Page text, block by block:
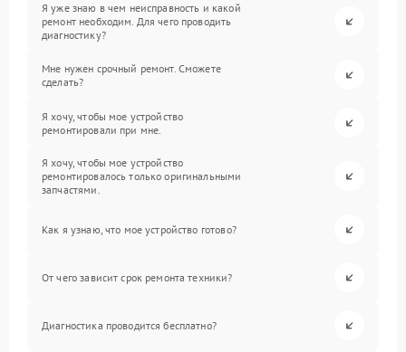
Я уже знаю в чем неисправность и какой
ремонт необходим. Для чего проводить
диагностику?
Мне нужен срочный ремонт. Сможете
сделать?
Я хочу, чтобы мое устройство
ремонтировали при мне.
Я хочу, чтобы мое устройство
ремонтировалось только оригинальными
запчастями.
Как я узнаю, что мое устройство готово?
От чего зависит срок ремонта техники?
Диагностика проводится бесплатно?